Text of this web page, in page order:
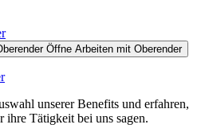
Öffne Arbeiten mit Oberender
unserer Benefits und erfahren,
ihre Tätigkeit bei uns sagen.